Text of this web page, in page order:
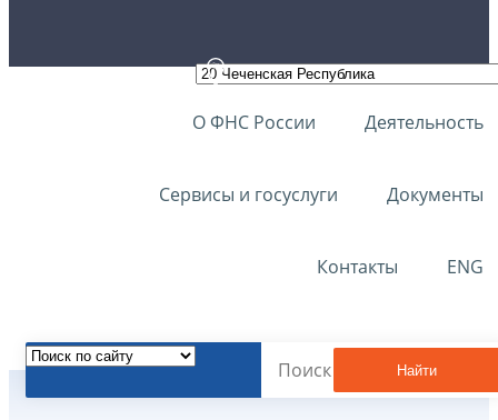
О ФНС России Деятельность
Сервисы и госуслуги Документы
Контакты ENG
Найти